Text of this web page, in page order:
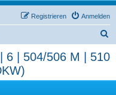
Anmelden
Registrieren
6 | 504/506 M | 510